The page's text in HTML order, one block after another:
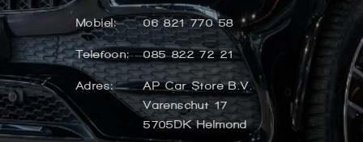
Mobiel: 06 821 770 58
Telefoon: 085 822 72 21
Adres:
AP Car Store B.V.
Varenschut 17
5705DK Helmond